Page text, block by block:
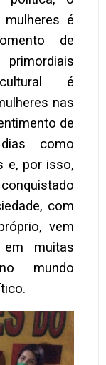
é
de
é
nas
de
como
e, por isso,
com
vem
em muitas
mundo